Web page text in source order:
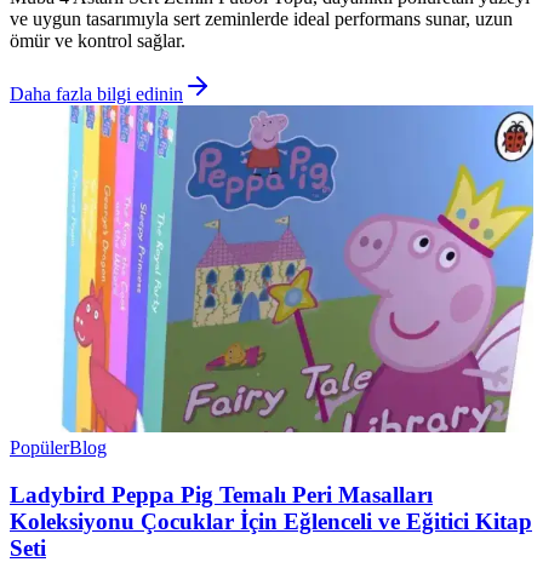
ve uygun tasarımıyla sert zeminlerde ideal performans sunar, uzun
ömür ve kontrol sağlar.
Daha fazla bilgi edinin
PopülerBlog
Ladybird Peppa Pig Temalı Peri Masalları
Koleksiyonu Çocuklar İçin Eğlenceli ve Eğitici Kitap
Seti